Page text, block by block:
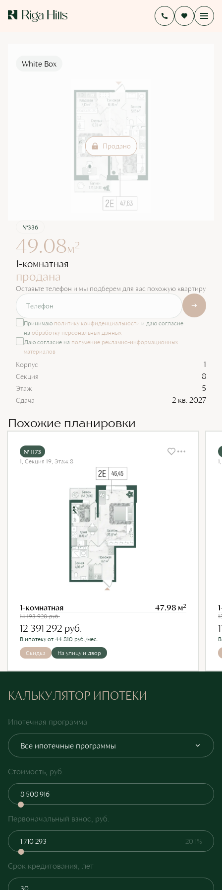
1-комнатная49.08 м Цена по запросу
White Box
Продано
№336
49.08м2
1-комнатная
продана
Оставьте телефон и мы подберем для вас похожую квартиру
Принимаю политику конфиденциальности и даю согласие
на обработку персональных данных
Даю согласие на получение рекламно-информационных
материалов
Корпус 1
Секция 8
Этаж 5
Сдача 2 кв. 2027
Похожие планировки
№ 1173
1, Секция 19, Этаж 8
1-комнатная 47.98 м2
14 193 920руб.
12 391 292 руб.
В ипотеку от 44 810 руб./мес.
Скидка
На улицу и двор
КАЛЬКУЛЯТОР ИПОТЕКИ
Ипотечная программа
Все ипотечные программы
Стоимость, руб.
Первоначальный взнос, руб.
20.1%
Срок кредитования, лет